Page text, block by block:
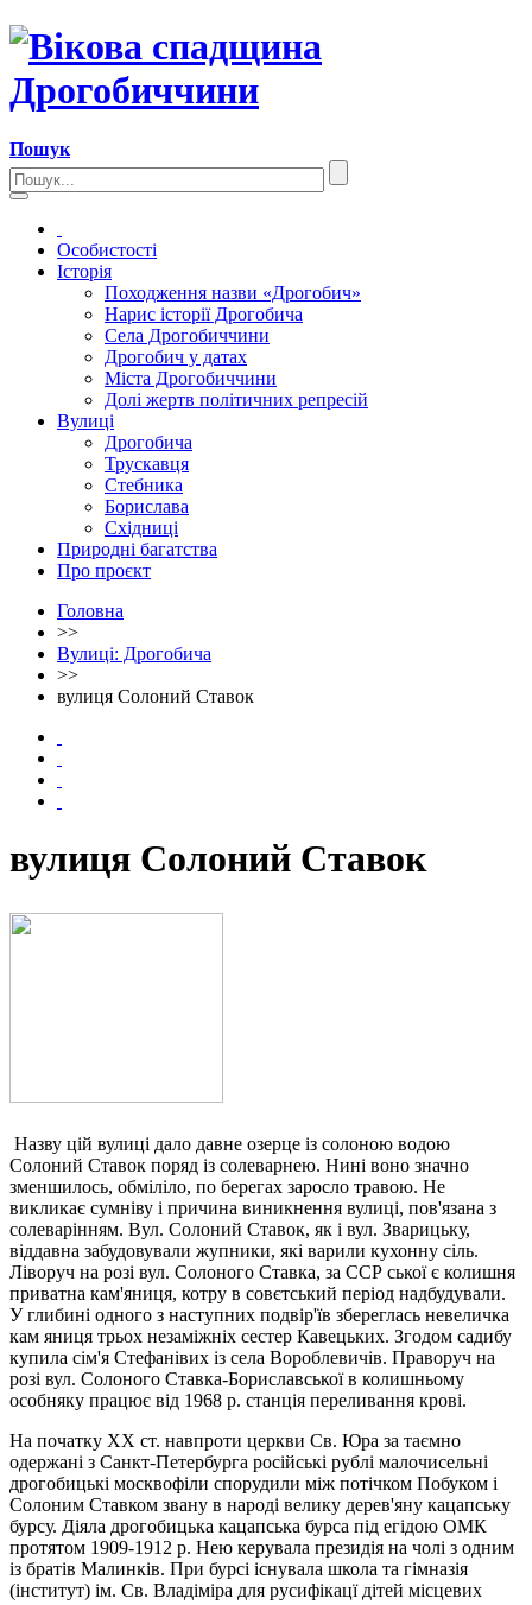
Пошук
Особистості
Історія
Походження назви «Дрогобич»
Нарис історії Дрогобича
Села Дрогобиччини
Дрогобич у датах
Міста Дрогобиччини
Долі жертв політичних репресій
Вулиці
Дрогобича
Трускавця
Стебника
Борислава
Східниці
Природні багатства
Про проєкт
Головна
>>
Вулиці: Дрогобича
>>
вулиця Солоний Ставок
вулиця Солоний Ставок
Назву цій вулиці дало давне озерце із солоною водою
Солоний Ставок поряд із солеварнею. Нині воно значно
зменшилось, обміліло, по берегах заросло травою. Не
викликає сумніву і причина виникнення вулиці, пов'язана з
солеварінням. Вул. Солоний Ставок, як і вул. Зварицьку,
віддавна забудовували жупники, які варили кухонну сіль.
Ліворуч на розі вул. Солоного Ставка, за ССР ської є колишня
приватна кам'яниця, котру в совєтський пеpiод надбудували.
У глибині одного з наступних подвір'їв збереглась невеличка
кам яниця трьох незаміжніх сестер Кавецьких. Згодом садибу
купила сім'я Стефанівих із села Вороблевичів. Праворуч на
розі вул. Солоного Ставка-Бориславської в колишньому
особняку працює від 1968 р. станція переливання крові.
На початку ХX ст. навпроти церкви Св. Юра за таємно
одержані з Санкт-Пeтербурга російські рублі малочисельні
дрогобицькі москвофіли спорудили між потічком Побуком і
Солоним Ставком звану в народі велику дерев'яну кацапську
бурсу. Діяла дрогобицька кацапська бурса під егідою ОМК
протятом 1909-1912 p. Нею керувала президія на чолі з одним
із братів Малинків. При бурсі існувала школа та гімназія
(інститут) ім. Св. Владіміра для русифікацї дітей місцевих